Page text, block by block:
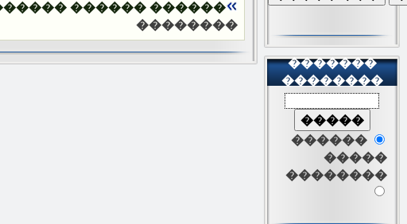
������ ��������
��������
�������
��������
������
�����
��������